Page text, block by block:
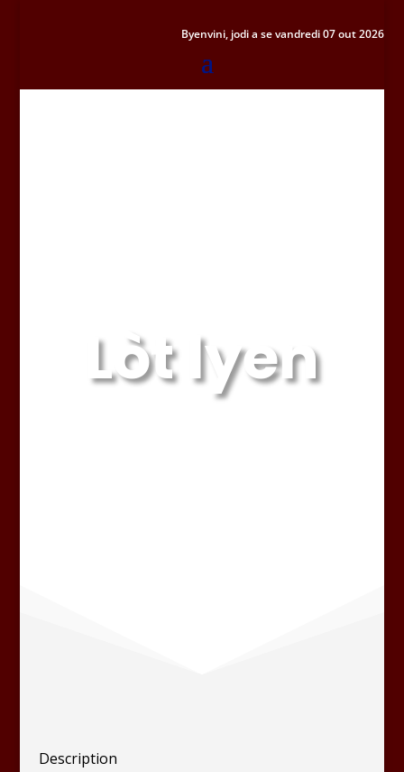
Byenvini, jodi a se vandredi 07 out 2026
Lòt lyen
Description